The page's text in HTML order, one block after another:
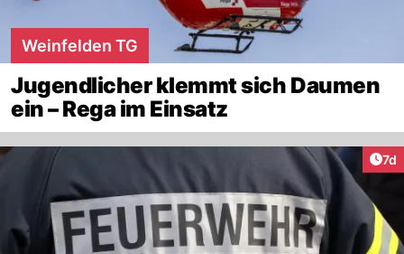
Weinfelden TG
Jugendlicher klemmt sich Daumen
ein – Rega im Einsatz
7d